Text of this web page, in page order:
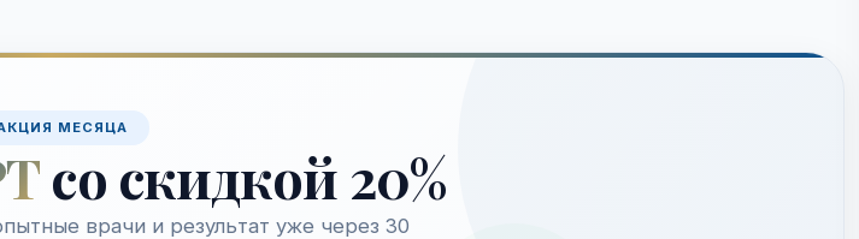
АКЦИЯ МЕСЯЦА
со скидкой 20%
врачи и результат уже через 30